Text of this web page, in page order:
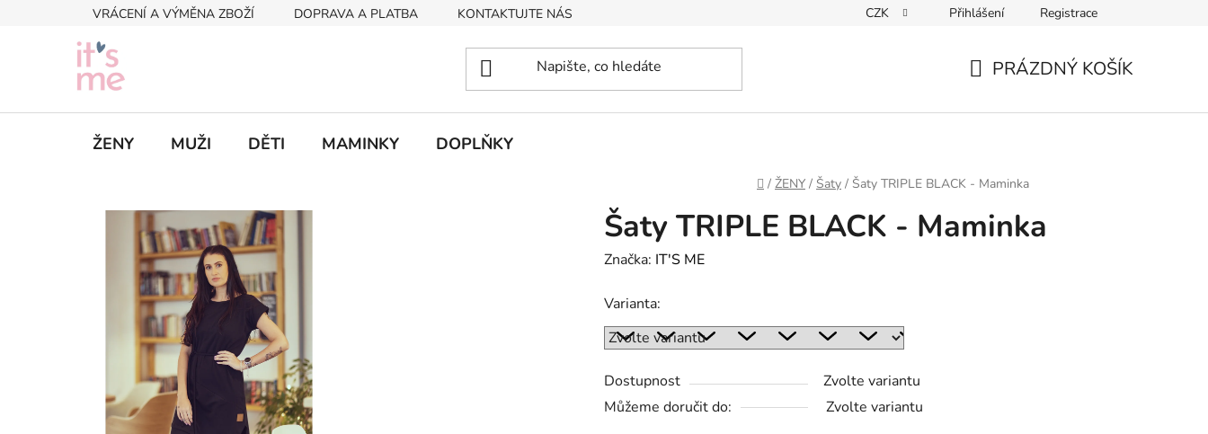
VRÁCENÍ A VÝMĚNA ZBOŽÍ DOPRAVA A PLATBA KONTAKTUJTE NÁS Podmínky ochrany osobních údajů
CZK Přihlášení Registrace
PRÁZDNÝ KOŠÍK
ŽENY MUŽI DĚTI MAMINKY DOPLŇKY
Domů
/ ŽENY / Šaty / Šaty TRIPLE BLACK - Maminka
Šaty TRIPLE BLACK - Maminka
Značka: IT'S ME
Varianta:
Dostupnost
Zvolte variantu
Můžeme doručit do:
Zvolte variantu